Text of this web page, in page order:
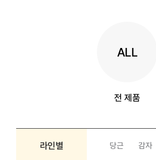
ALL
전 제품
라인별 당근 감자